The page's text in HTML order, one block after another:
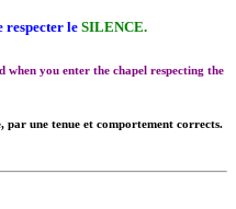
respecter le SILENCE.
when you enter the chapel respecting the
par une tenue et comportement corrects.